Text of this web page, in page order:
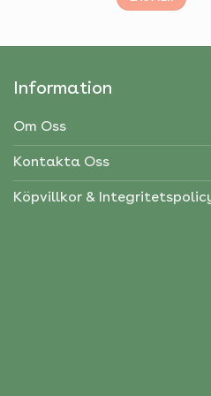
Information
Om Oss
Kontakta Oss
Köpvillkor &